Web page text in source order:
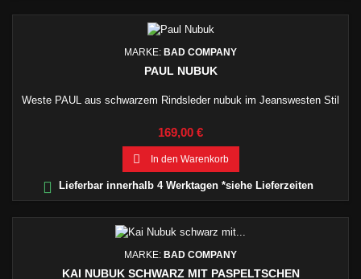
MARKE: BAD COMPANY
PAUL NUBUK
Weste PAUL aus schwarzem Rindsleder nubuk im Jeanswesten Stil
Preis
169,00 €
 In den Warenkorb
 Lieferbar innerhalb 4 Werktagen *siehe Lieferzeiten
MARKE: BAD COMPANY
KAI NUBUK SCHWARZ MIT PASPELTSCHEN